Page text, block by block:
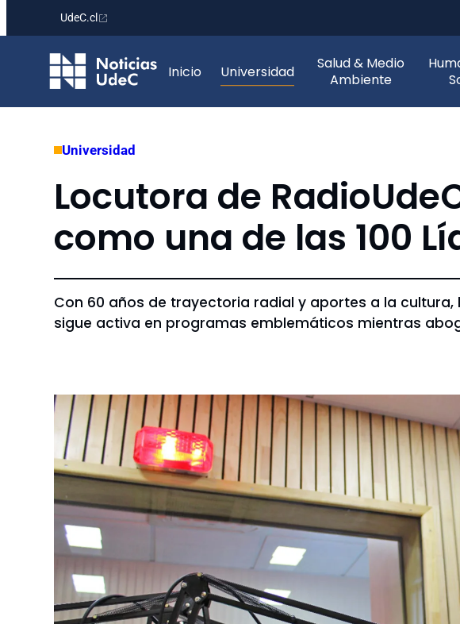
contenido
UdeC.cl
Inicio Universidad
Salud & Medio
Ambiente
Universidad
Locutora de
como una de las 100
Con 60 años de trayectoria radial y aportes a la
sigue activa en programas emblemáticos mientras